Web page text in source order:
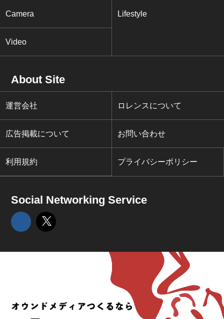
Camera Lifestyle
Video
About Site
運営会社 ロレンスについて
広告掲載について お問い合わせ
利用規約 プライバシーポリシー
Social Networking Service